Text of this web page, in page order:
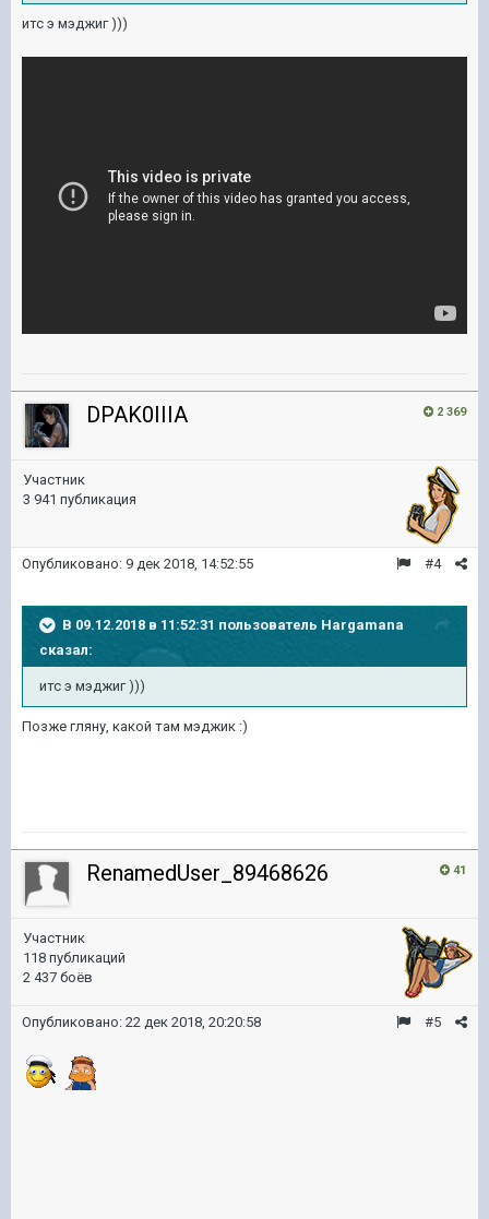
итс э мэджиг )))
2 369
DPAK0IIIA
Участник
3 941 публикация
#4
Опубликовано: 9 дек 2018, 14:52:55
В 09.12.2018 в 11:52:31 пользователь Hargamana
сказал:
итс э мэджиг )))
Позже гляну, какой там мэджик :)
41
RenamedUser_89468626
Участник
118 публикаций
2 437 боёв
#5
Опубликовано: 22 дек 2018, 20:20:58